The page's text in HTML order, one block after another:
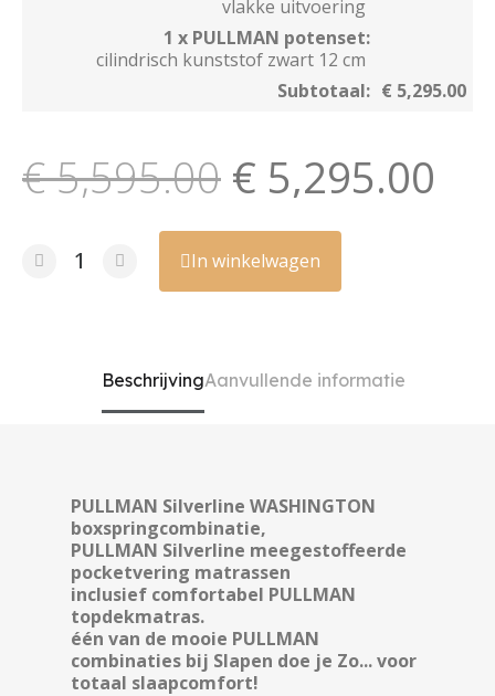
vlakke uitvoering
1 x PULLMAN potenset:
cilindrisch kunststof zwart 12 cm
Subtotaal: € 5,295.00
€ 5,595.00 € 5,295.00
In winkelwagen
BeschrijvingAanvullende informatie
PULLMAN Silverline WASHINGTON
boxspringcombinatie,
PULLMAN Silverline meegestoffeerde
pocketvering matrassen
inclusief comfortabel PULLMAN
topdekmatras.
één van de mooie PULLMAN
combinaties bij Slapen doe je Zo... voor
totaal slaapcomfort!